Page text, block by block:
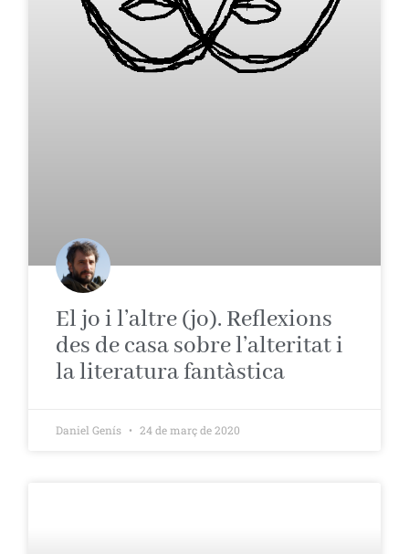
El jo i l’altre (jo). Reflexions
des de casa sobre l’alteritat i
la literatura fantàstica
Daniel Genís 24 de març de 2020